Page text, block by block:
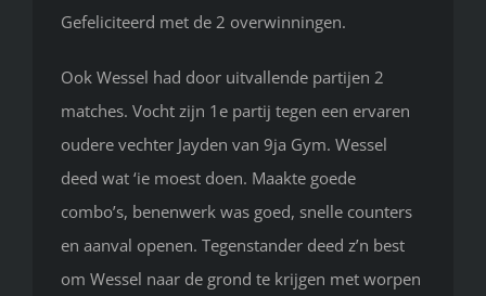
Gefeliciteerd met de 2 overwinningen.
Ook Wessel had door uitvallende partijen 2
matches. Vocht zijn 1e partij tegen een ervaren
oudere vechter Jayden van 9ja Gym. Wessel
deed wat ‘ie moest doen. Maakte goede
combo’s, benenwerk was goed, snelle counters
en aanval openen. Tegenstander deed z’n best
om Wessel naar de grond te krijgen met worpen